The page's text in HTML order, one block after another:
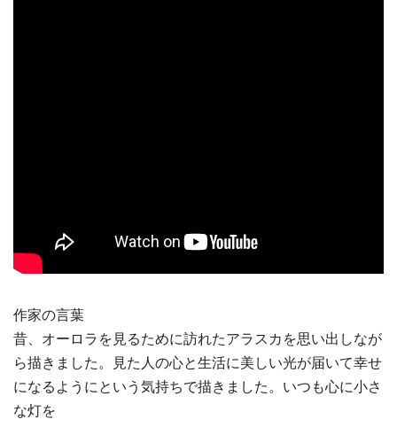
作家の言葉
昔、オーロラを見るために訪れたアラスカを思い出しなが
ら描きました。見た人の心と生活に美しい光が届いて幸せ
になるようにという気持ちで描きました。いつも心に小さ
な灯を